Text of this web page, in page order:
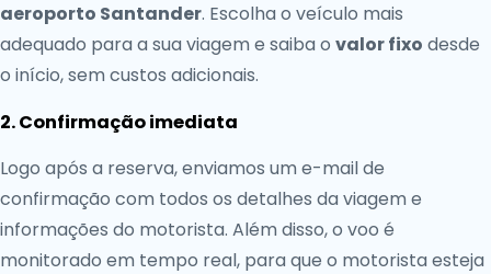
aeroporto Santander. Escolha o veículo mais
adequado para a sua viagem e saiba o valor fixo desde
o início, sem custos adicionais.
2. Confirmação imediata
Logo após a reserva, enviamos um e-mail de
confirmação com todos os detalhes da viagem e
informações do motorista. Além disso, o voo é
monitorado em tempo real, para que o motorista esteja